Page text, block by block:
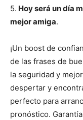
5. Hoy será un día
mejor amiga.
¡Un boost de
de las frases de
la seguridad y
despertar y
perfecto para
pronóstico.